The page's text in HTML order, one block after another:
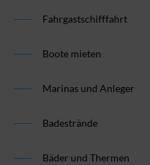
Fahrgastschifffahrt
Boote mieten
Marinas und Anleger
Badestrände
Bäder und Thermen